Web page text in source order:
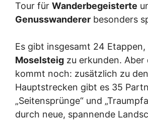
Tour für Wanderbegeisterte
Genusswanderer besonders
Es gibt insgesamt 24 Etappen,
Moselsteig zu erkunden. Aber
kommt noch: zusätzlich zu den
Hauptstrecken gibt es 35
„Seitensprünge“ und
durch neue, spannende